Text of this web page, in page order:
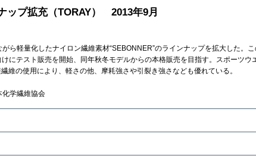
ップ拡充（TORAY） 2013年9月
ら軽量化したナイロン繊維素材“SEBONNER”のラインナップを拡大した。
にテスト販売を開始、同年秋冬モデルからの本格販売を目指す。スポーツ
維の使用により、軽さの他、摩耗強さや引裂き強さなども優れている。
学繊維協会